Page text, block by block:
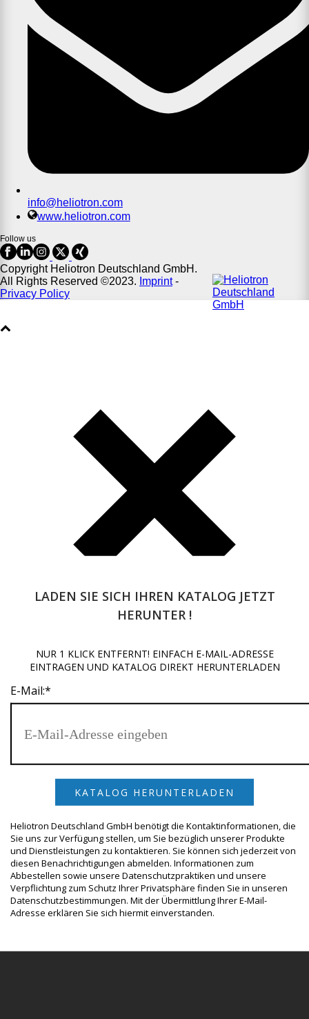
info@heliotron.com
www.heliotron.com
Follow us
Copyright Heliotron Deutschland GmbH.
All Rights Reserved ©2023. Imprint-
Privacy Policy
Beginnen Sie mit der Eingabe und drücken Sie Enter, um zu
LADEN SIE SICH IHREN KATALOG JETZT
HERUNTER !
NUR 1 KLICK ENTFERNT! EINFACH E-MAIL-ADRESSE
EINTRAGEN UND KATALOG DIREKT HERUNTERLADEN
E-Mail:*
Heliotron Deutschland GmbH benötigt die Kontaktinformationen, die
Sie uns zur Verfügung stellen, um Sie bezüglich unserer Produkte
und Dienstleistungen zu kontaktieren. Sie können sich jederzeit von
diesen Benachrichtigungen abmelden. Informationen zum
Abbestellen sowie unsere Datenschutzpraktiken und unsere
Verpflichtung zum Schutz Ihrer Privatsphäre finden Sie in unseren
Datenschutzbestimmungen. Mit der Übermittlung Ihrer E-Mail-
Adresse erklären Sie sich hiermit einverstanden.